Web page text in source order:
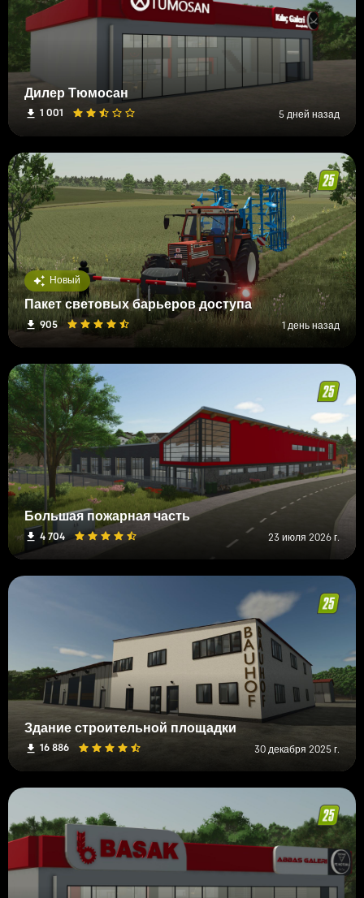
Дилер Тюмосан
1 001 5 дней назад
Новый
Пакет световых барьеров доступа
905 1 день назад
Большая пожарная часть
4 704 23 июля 2026 г.
Здание строительной площадки
16 886 30 декабря 2025 г.